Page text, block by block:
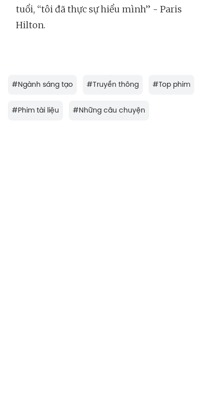
tuổi, “tôi đã thực sự hiểu mình” - Paris
Hilton.
#Ngành sáng tạo #Truyền thông #Top phim
#Phim tài liệu #Những câu chuyện